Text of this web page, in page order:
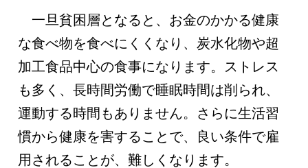
一旦貧困層となると、お金のかかる健康
な食べ物を食べにくくなり、炭水化物や超
加工食品中心の食事になります。ストレス
も多く、長時間労働で睡眠時間は削られ、
運動する時間もありません。さらに生活習
慣から健康を害することで、良い条件で雇
用されることが、難しくなります。